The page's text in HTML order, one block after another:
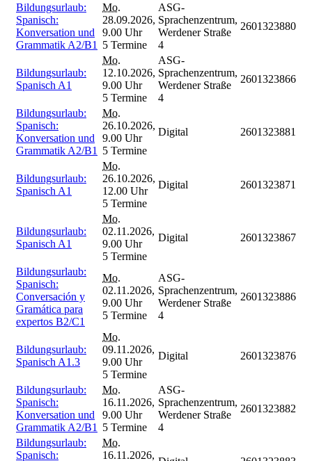
Bildungsurlaub:
Spanisch:
Konversation und
Grammatik A2/B1
Mo.
28.09.2026,
9.00 Uhr
5 Termine
ASG-
Sprachenzentrum,
Werdener Straße
4
2601323880
Bildungsurlaub:
Spanisch A1
Mo.
12.10.2026,
9.00 Uhr
5 Termine
ASG-
Sprachenzentrum,
Werdener Straße
4
2601323866
Bildungsurlaub:
Spanisch:
Konversation und
Grammatik A2/B1
Mo.
26.10.2026,
9.00 Uhr
5 Termine
Digital 2601323881
Bildungsurlaub:
Spanisch A1
Mo.
26.10.2026,
12.00 Uhr
5 Termine
Digital 2601323871
Bildungsurlaub:
Spanisch A1
Mo.
02.11.2026,
9.00 Uhr
5 Termine
Digital 2601323867
Bildungsurlaub:
Spanisch:
Conversación y
Gramática para
expertos B2/C1
Mo.
02.11.2026,
9.00 Uhr
5 Termine
ASG-
Sprachenzentrum,
Werdener Straße
4
2601323886
Bildungsurlaub:
Spanisch A1.3
Mo.
09.11.2026,
9.00 Uhr
5 Termine
Digital 2601323876
Bildungsurlaub:
Spanisch:
Konversation und
Grammatik A2/B1
Mo.
16.11.2026,
9.00 Uhr
5 Termine
ASG-
Sprachenzentrum,
Werdener Straße
4
2601323882
Bildungsurlaub:
Spanisch:
Mo.
16.11.2026,